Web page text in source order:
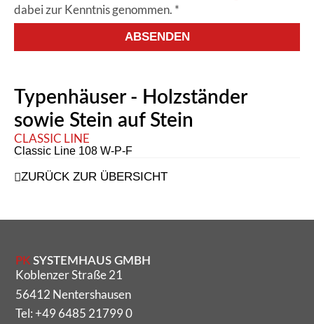
Typenhäuser - Holzständer
sowie Stein auf Stein
CLASSIC LINE
Classic Line 108 W-P-F
ZURÜCK ZUR ÜBERSICHT
dabei zur Kenntnis genommen. *
ABSENDEN
PK SYSTEMHAUS GMBH
Koblenzer Straße 21
56412 Nentershausen
Tel: +49 6485 21799 0